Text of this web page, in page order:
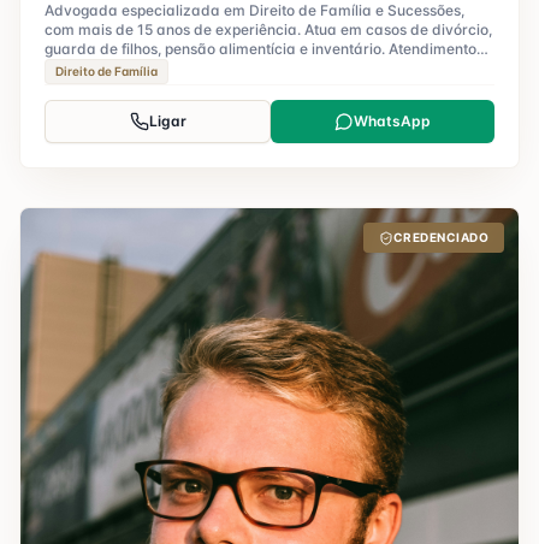
Advogada especializada em Direito de Família e Sucessões,
com mais de 15 anos de experiência. Atua em casos de divórcio,
guarda de filhos, pensão alimentícia e inventário. Atendimento
humanizado e personalizado.
Direito de Família
Ligar WhatsApp
CREDENCIADO